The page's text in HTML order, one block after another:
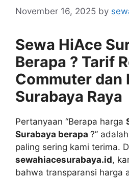
November 16, 2025 by
Sewa HiAce
Berapa ? Tarif
Commuter dan
Surabaya Raya
Pertanyaan “Berapa harga
Surabaya berapa ?”
paling sering kami terima.
sewahiacesurabaya.id,
bahwa transparansi harga